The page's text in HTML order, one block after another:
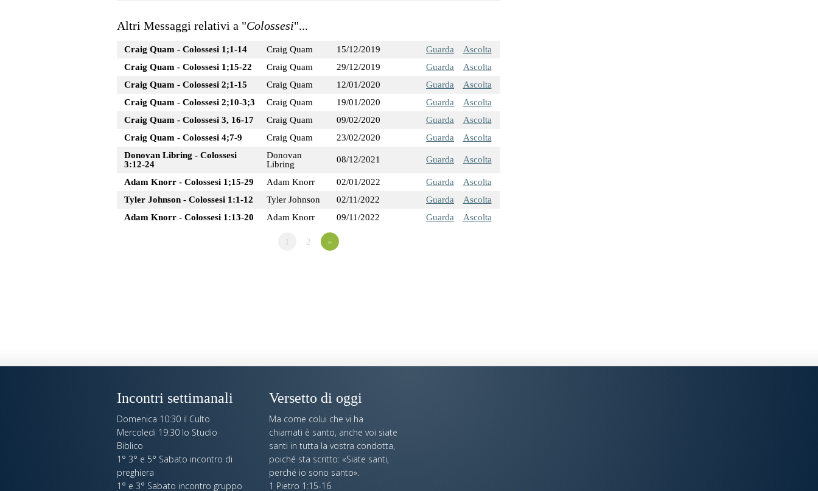
Altri Messaggi relativi a "Colossesi"...
Craig Quam - Colossesi 1;1-14 Craig Quam 15/12/2019 Guarda
Ascolta
Craig Quam - Colossesi 1;15-22
Craig Quam 29/12/2019 Guarda
Ascolta
Craig Quam - Colossesi 2;1-15
Craig Quam 12/01/2020 Guarda
Ascolta
Craig Quam - Colossesi 2;10-3;3
Craig Quam 19/01/2020 Guarda
Ascolta
Craig Quam - Colossesi 3, 16-17
Craig Quam 09/02/2020 Guarda
Ascolta
Craig Quam - Colossesi 4;7-9
Craig Quam 23/02/2020 Guarda
Ascolta
Donovan Libring - Colossesi
3:12-24
Donovan
Libring
08/12/2021 Guarda Ascolta
Adam Knorr - Colossesi 1;15-29 Adam Knorr 02/01/2022 Guarda
Ascolta
Tyler Johnson - Colossesi 1:1-12
Tyler Johnson 02/11/2022 Guarda
Ascolta
Adam Knorr - Colossesi 1:13-20
Adam Knorr 09/11/2022 Guarda Ascolta
2 »
Incontri settimanali
Domenica 10:30 il Culto
Mercoledi 19:30 lo Studio
Biblico
1° 3° e 5° Sabato incontro di
preghiera
1° e 3° Sabato incontro gruppo
Versetto di oggi
Ma come colui che vi ha
chiamati è santo, anche voi siate
santi in tutta la vostra condotta,
poiché sta scritto: «Siate santi,
perché io sono santo».
1 Pietro 1:15-16